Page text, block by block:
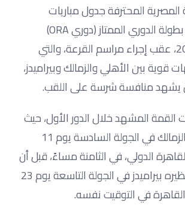
المصرية المحترفة جدول مباريات
المرحلة الأولى من بطولة الدوري الممتاز (دوري ORA)
لموسم 2026-2027، عقب إجراء مراسم القرعة، والتي
بين الأهلي والزمالك وبيراميدز،
يشهد منافسة شرسة على اللقب.
القمة المشهد خلال الدور الأول، حيث
يلتقي الأهلي مع الزمالك في الجولة السادسة يوم 11
الدولي، في الثامنة مساءً، قبل أن
يستضيف الأهلي نظيره بيراميدز في الجولة التاسعة يوم 23
في التوقيت نفسه.